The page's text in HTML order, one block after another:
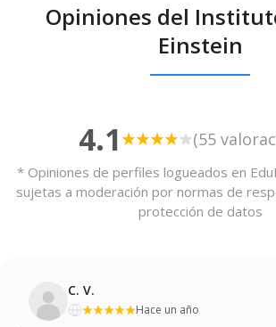
Opiniones del
Einstein
4.1 (55
* Opiniones de perfiles logueados en
sujetas a moderación por normas de
protección de datos
C. V.
Hace un año